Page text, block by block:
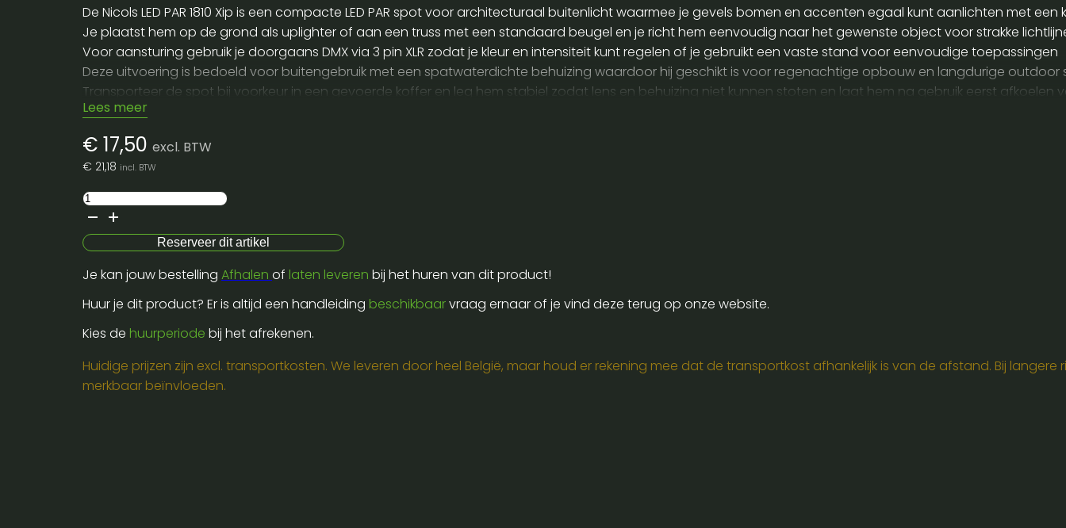
De Nicols LED PAR 1810 Xip is een compacte LED PAR spot voor architecturaal buitenlicht waarmee je gevels bomen en accenten egaal kunt aanlichten met
Je plaatst hem op de grond als uplighter of aan een truss met een standaard beugel en je richt hem eenvoudig naar het gewenste object voor strakke
Voor aansturing gebruik je doorgaans DMX via 3 pin XLR zodat je kleur en intensiteit kunt regelen of je gebruikt een vaste stand voor eenvoudige toepassingen
Deze uitvoering is bedoeld voor buitengebruik met een spatwaterdichte behuizing waardoor hij geschikt is voor regenachtige opbouw en langdurige outdoor
Transporteer de spot bij voorkeur in een gevoerde koffer en leg hem stabiel zodat lens en behuizing niet kunnen stoten en laat hem na gebruik eerst afkoelen
Wie dit armatuur wil huren krijgt het meeste resultaat door voldoende ruimte rond de spot te laten voor ventilatie en door kabels netjes weg te werken voor
Lees meer
€ 17,50 excl. BTW
€ 21,18 incl. BTW
Nicols
led
PAR
1810
Xip
aantal
Reserveer dit artikel
Je kan jouw bestelling Afhalen of laten leveren bij het huren van dit product!
Huur je dit product? Er is altijd een handleiding beschikbaarvraag ernaar of je vind deze terug op onze website.
Kies de huurperiode bij het afrekenen.
Huidige prijzen zijn excl. transportkosten. We leveren door heel België, maar houd er rekening mee dat de transportkost afhankelijk is van de afstand. Bij
merkbaar beïnvloeden.